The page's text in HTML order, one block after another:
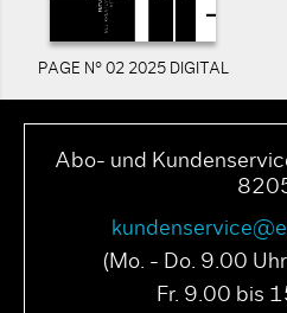
PAGE N° 02 2025 DIGITAL
Abo- und
(Mo. - Do. 9.00
Fr. 9.00 bis